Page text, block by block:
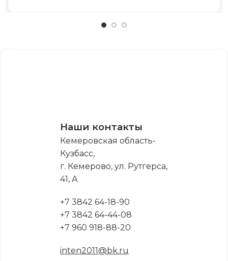
Наши контакты
Кемеровская область-
Кузбасс,
г. Кемерово, ул. Рутгерса,
41, А
+7 3842 64-18-90
+7 3842 64-44-08
+7 960 918-88-20
inten2011@bk.ru